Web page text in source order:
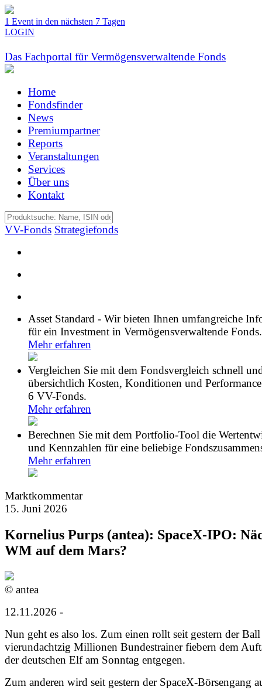
1 Event in den nächsten 7 Tagen
LOGIN
Das Fachportal für Vermögensverwaltende Fonds
Home
Fondsfinder
News
Premiumpartner
Reports
Veranstaltungen
Services
Über uns
Kontakt
VV-Fonds Strategiefonds
Asset Standard - Wir bieten Ihnen umfangreiche
für ein Investment in Vermögensverwaltende Fonds.
Mehr erfahren
Vergleichen Sie mit dem Fondsvergleich schnell
übersichtlich Kosten, Konditionen und
6 VV-Fonds.
Mehr erfahren
Berechnen Sie mit dem Portfolio-Tool die
und Kennzahlen für eine beliebige
Mehr erfahren
Marktkommentar
15. Juni 2026
Kornelius Purps (antea): SpaceX-IPO:
WM auf dem Mars?
© antea
12.11.2026 -
Nun geht es also los. Zum einen rollt seit gestern der
vierundachtzig Millionen Bundestrainer fiebern dem
der deutschen Elf am Sonntag entgegen.
Zum anderen wird seit gestern der SpaceX-Börsengang